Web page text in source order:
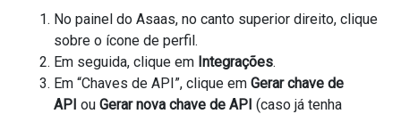
No painel do Asaas, no canto superior direito, clique
sobre o ícone de perfil.
Em seguida, clique em Integrações.
Em “Chaves de API”, clique em Gerar chave de
API ou Gerar nova chave de API (caso já tenha